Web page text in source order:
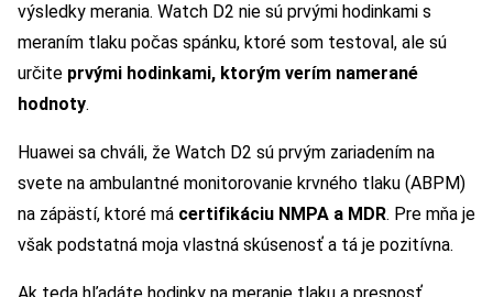
výsledky merania. Watch D2 nie sú prvými hodinkami s
meraním tlaku počas spánku, ktoré som testoval, ale sú
určite prvými hodinkami, ktorým verím namerané
hodnoty.
Huawei sa chváli, že Watch D2 sú prvým zariadením na
svete na ambulantné monitorovanie krvného tlaku (ABPM)
na zápästí, ktoré má certifikáciu NMPA a MDR. Pre mňa je
však podstatná moja vlastná skúsenosť a tá je pozitívna.